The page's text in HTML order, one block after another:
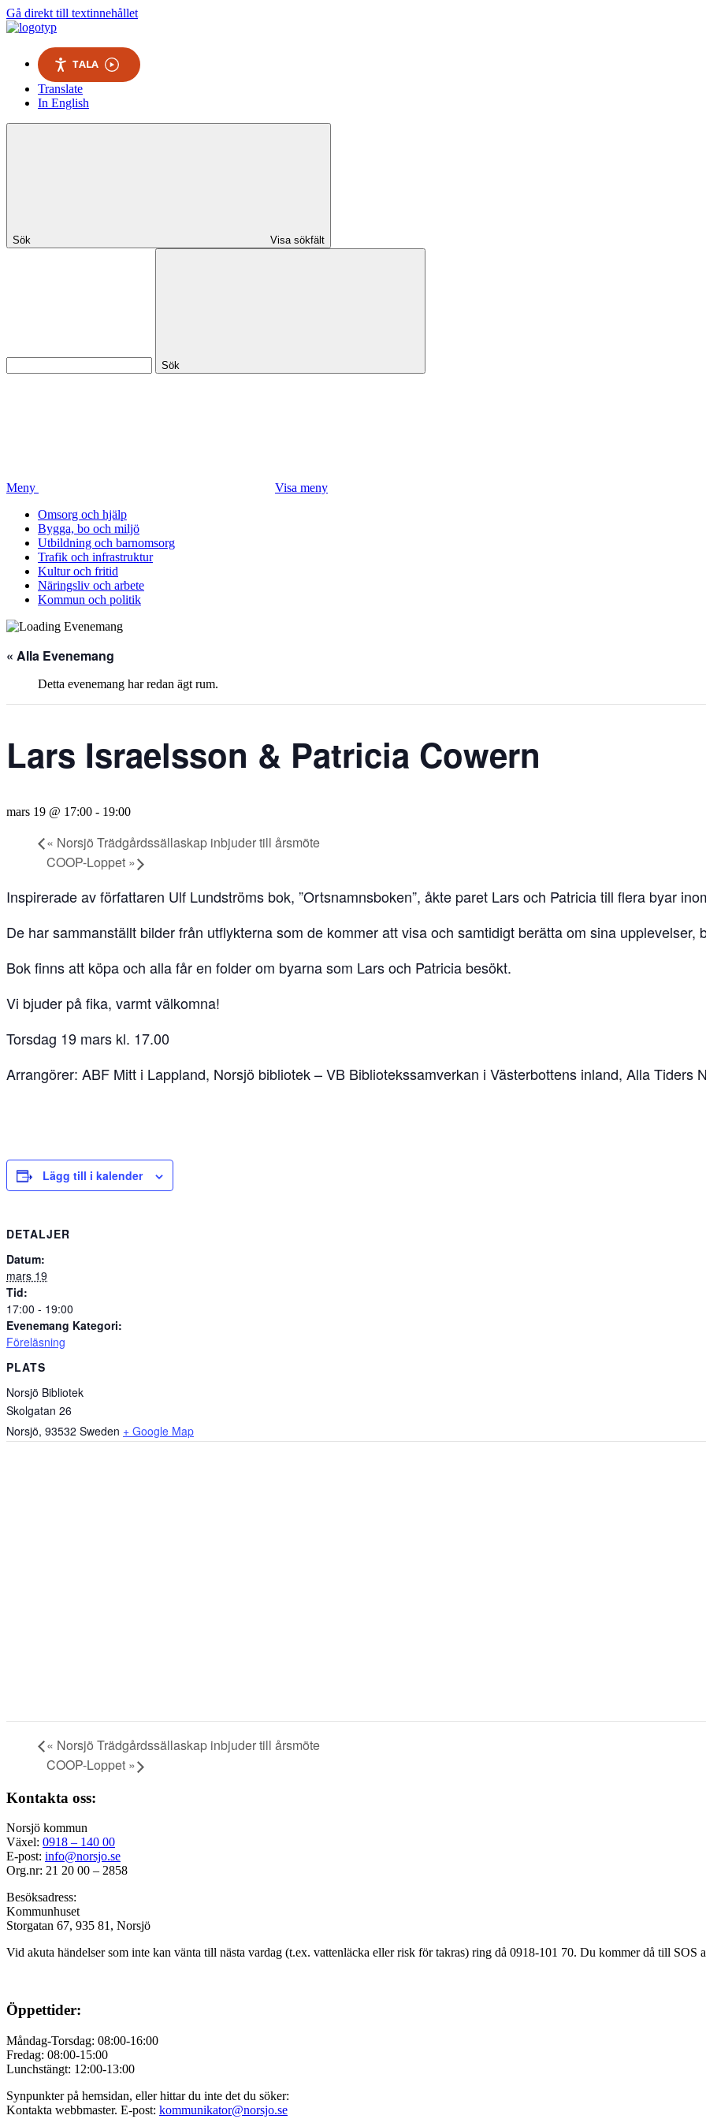
Gå direkt till textinnehållet
TALA
Translate
In English
Sök Visa sökfält
Sök
Meny
Visa meny
Omsorg och hjälp
Bygga, bo och miljö
Utbildning och barnomsorg
Trafik och infrastruktur
Kultur och fritid
Näringsliv och arbete
Kommun och politik
« Alla Evenemang
Detta evenemang har redan ägt rum.
Lars Israelsson & Patricia Cowern
mars 19 @ 17:00 - 19:00
« Norsjö Trädgårdssällaskap inbjuder till årsmöte
COOP-Loppet »
Inspirerade av författaren Ulf Lundströms bok, ”Ortsnamnsboken”, åkte paret Lars och Patricia till flera byar
De har sammanställt bilder från utflykterna som de kommer att visa och samtidigt berätta om sina upplevelser,
Bok finns att köpa och alla får en folder om byarna som Lars och Patricia besökt.
Vi bjuder på fika, varmt välkomna!
Torsdag 19 mars kl. 17.00
Arrangörer: ABF Mitt i Lappland, Norsjö bibliotek – VB Bibliotekssamverkan i Västerbottens inland, Alla Tiders
Lägg till i kalender
DETALJER
Datum:
mars 19
Tid:
17:00 - 19:00
Evenemang Kategori:
Föreläsning
PLATS
Norsjö Bibliotek
Skolgatan 26
Norsjö, 93532 Sweden + Google Map
« Norsjö Trädgårdssällaskap inbjuder till årsmöte
COOP-Loppet »
Kontakta oss:
Norsjö kommun
Växel: 0918 – 140 00
E-post: info@norsjo.se
Org.nr: 21 20 00 – 2858
Besöksadress:
Kommunhuset
Storgatan 67, 935 81, Norsjö
Vid akuta händelser som inte kan vänta till nästa vardag (t.ex. vattenläcka ellerrisk för takras) ring då 0918-101 70. Du kommer då till SOS
Öppettider:
Måndag-Torsdag: 08:00-16:00
Fredag: 08:00-15:00
Lunchstängt: 12:00-13:00
Synpunkter på hemsidan, eller hittar du inte det du söker:
Kontakta webbmaster. E-post: kommunikator@norsjo.se